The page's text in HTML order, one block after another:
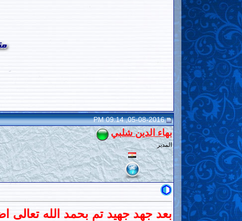
05-08-2016, 09:14 PM
بهاء الدين شلبي
المدير
بعد جهد جهيد تم بحمد الله تعالى